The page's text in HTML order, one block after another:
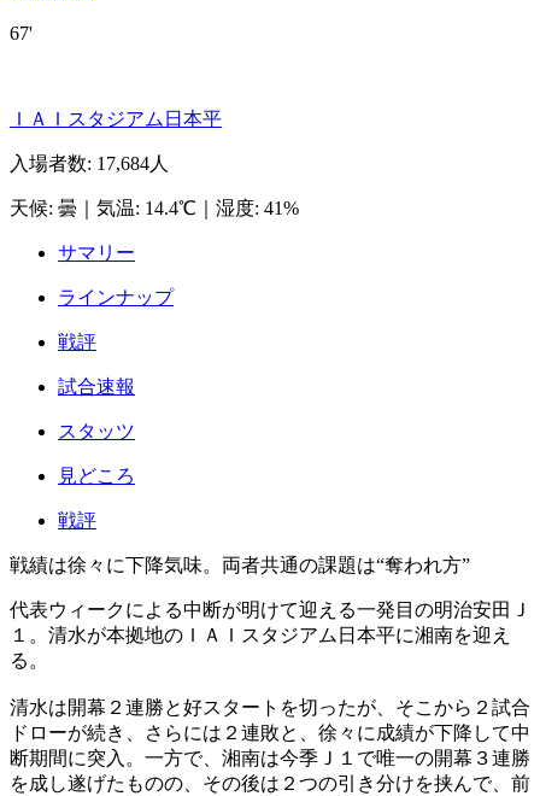
67'
ＩＡＩスタジアム日本平
入場者数: 17,684人
天候: 曇 気温: 14.4℃ 湿度: 41%
サマリー
ラインナップ
戦評
試合速報
スタッツ
見どころ
戦評
戦績は徐々に下降気味。両者共通の課題は“奪われ方”
代表ウィークによる中断が明けて迎える一発目の明治安田Ｊ
１。清水が本拠地のＩＡＩスタジアム日本平に湘南を迎え
る。
清水は開幕２連勝と好スタートを切ったが、そこから２試合
ドローが続き、さらには２連敗と、徐々に成績が下降して中
断期間に突入。一方で、湘南は今季Ｊ１で唯一の開幕３連勝
を成し遂げたものの、その後は２つの引き分けを挟んで、前